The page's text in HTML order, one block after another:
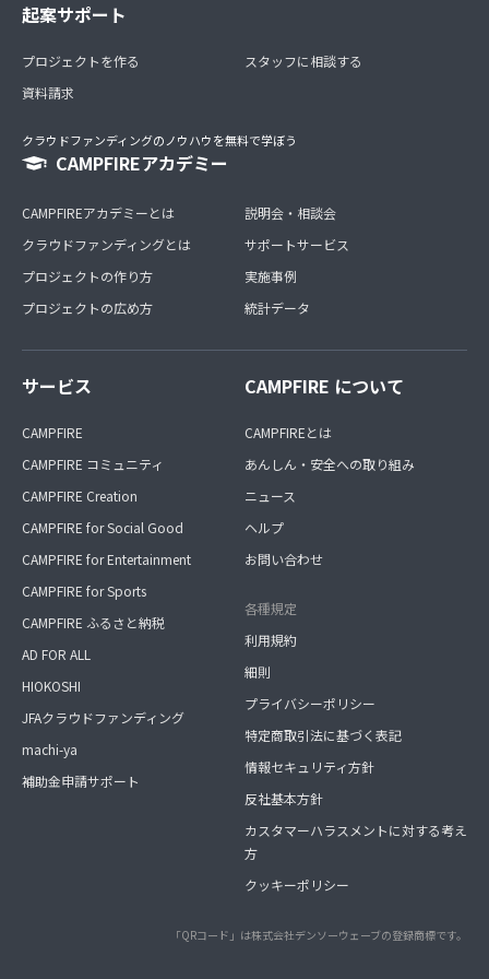
起案サポート
プロジェクトを作る
資料請求
スタッフに相談する
クラウドファンディングのノウハウを無料で学ぼう
CAMPFIREアカデミー
CAMPFIREアカデミーとは
クラウドファンディングとは
プロジェクトの作り方
プロジェクトの広め方
説明会・相談会
サポートサービス
実施事例
統計データ
サービス
CAMPFIRE
CAMPFIRE コミュニティ
CAMPFIRE Creation
CAMPFIRE for Social Good
CAMPFIRE for Entertainment
CAMPFIRE for Sports
CAMPFIRE ふるさと納税
AD FOR ALL
HIOKOSHI
JFAクラウドファンディング
machi-ya
補助金申請サポート
CAMPFIRE について
CAMPFIREとは
あんしん・安全への取り組み
ニュース
ヘルプ
お問い合わせ
各種規定
利用規約
細則
プライバシーポリシー
特定商取引法に基づく表記
情報セキュリティ方針
反社基本方針
カスタマーハラスメントに対する考え
方
クッキーポリシー
「QRコード」は株式会社デンソーウェーブの登録商標です。